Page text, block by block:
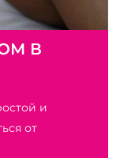
В
и
от